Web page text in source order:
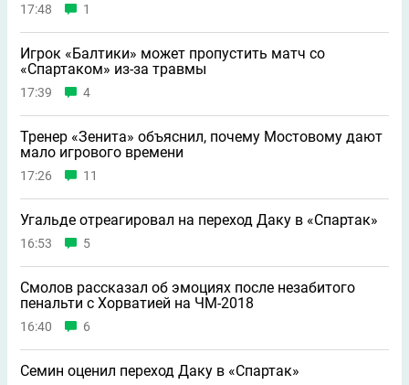
17:48 1
Игрок «Балтики» может пропустить матч со
«Спартаком» из-за травмы
17:39 4
Тренер «Зенита» объяснил, почему Мостовому дают
мало игрового времени
17:26 11
Угальде отреагировал на переход Даку в «Спартак»
16:53 5
Смолов рассказал об эмоциях после незабитого
пенальти с Хорватией на ЧМ-2018
16:40 6
Семин оценил переход Даку в «Спартак»